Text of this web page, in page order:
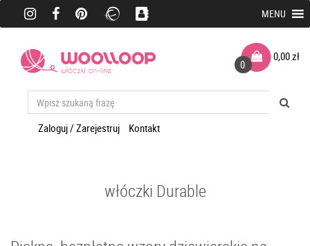
Zaloguj / Zarejestruj Kontakt
0
0,00zł
MENU
włóczki Durable